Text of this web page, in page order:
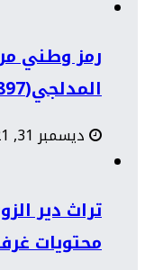
رمز وطني
المدلجي(1897-1968)
ديسمبر 31, 2021
تراث دير
محتويات